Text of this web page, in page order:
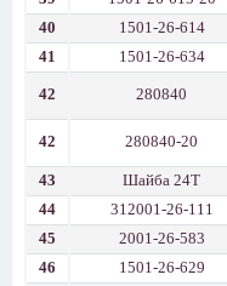
40
1501-26-614
41
1501-26-634
42 280840
42 280840-20
43
Шайба 24Т
44
312001-26-111
45
2001-26-583
46
1501-26-629